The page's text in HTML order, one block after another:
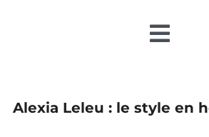
Alexia Leleu : le style en